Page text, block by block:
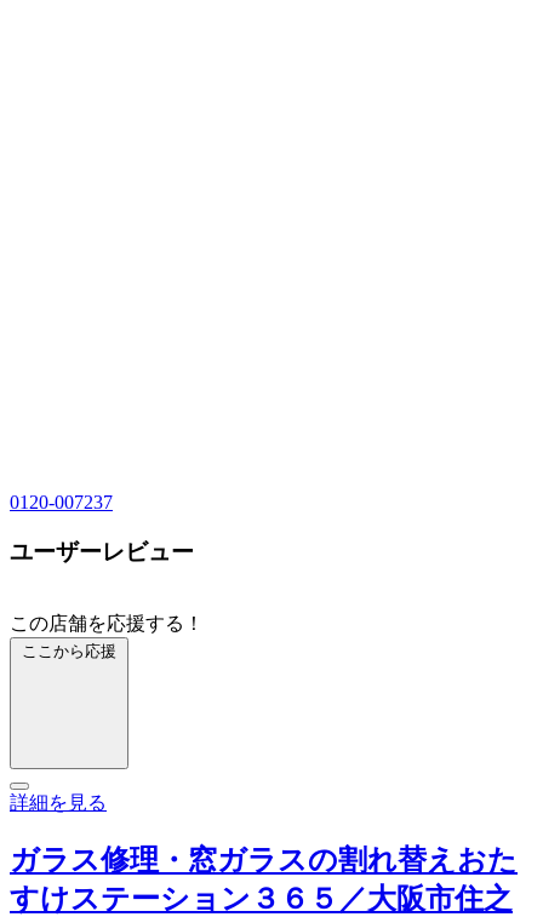
0120-007237
ユーザーレビュー
この店舗を応援する！
ここから応援
詳細を見る
ガラス修理・窓ガラスの割れ替えおた
すけステーション３６５／大阪市住之